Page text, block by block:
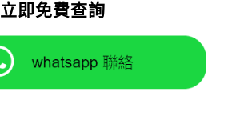
立即免費查詢